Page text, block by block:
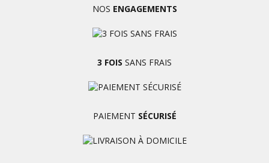
NOS ENGAGEMENTS
3 FOIS SANS FRAIS
PAIEMENT SÉCURISÉ